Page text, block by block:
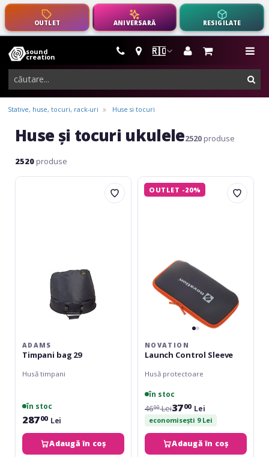
OUTLET ANIVERSARĂ RESIGILATE
🇷🇴
sound
creation
instrumente
muzicale,
echipamente
pro-
audio
Stative, huse, tocuri, rack-uri Huse si tocuri
Huse și tocuri ukulele2520produse
2520 produse
Adams
ADAMS
Timpani bag 29
Husă timpani
în stoc
28700 Lei
Adaugă în coș
Novation
Launch
OUTLET -20%
NOVATION
Launch Control Sleeve
Husă protectoare
în stoc
4600Lei3700 Lei
economisești 9 Lei
Adaugă în coș